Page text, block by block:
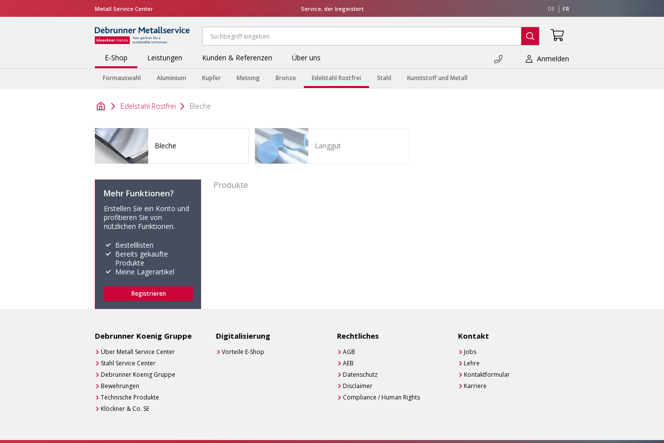
Metall Service Center Service, der begeistert DE FR
E-Shop Leistungen Kunden & Referenzen Über uns
Formauswahl Aluminium Kupfer Messing Bronze Edelstahl Rostfrei Stahl Kunststoff und Metall
Anmelden
Edelstahl Rostfrei Bleche
Bleche Langgut
Mehr Funktionen?
Erstellen Sie ein Konto und
profitieren Sie von
nützlichen Funktionen.
Bestelllisten
Bereits gekaufte
Produkte
Meine Lagerartikel
Registrieren
Produkte
Debrunner Koenig Gruppe
Über Metall Service Center
Stahl Service Center
Debrunner Koenig Gruppe
Bewehrungen
Technische Produkte
Klöckner & Co. SE
Digitalisierung
Vorteile E-Shop
Rechtliches
AGB
AEB
Datenschutz
Disclaimer
Compliance / Human Rights
Kontakt
Jobs
Lehre
Kontaktformular
Karriere